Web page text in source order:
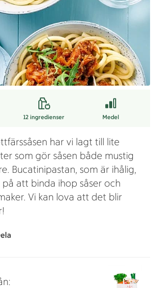
12 ingredienser Medel
har vi lagt till lite
som gör såsen både mustig
Bucatinipastan, som är ihålig,
att binda ihop såser och
Vi kan lova att det blir